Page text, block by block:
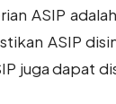
ASIP
ASIP
juga dapat